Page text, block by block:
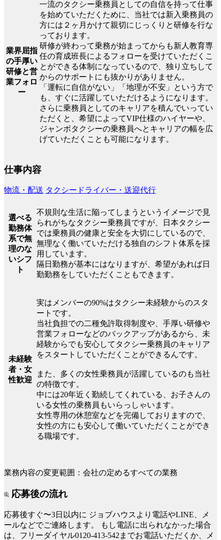
業界屈指
の手厚い
研修と営
業フォロ
ー
一流のタクシー乗務員としての自信を持って仕事
を始めていただくために、当社では新入乗務員の
方には２ヶ月かけて親切にじっくりと研修を行な
っております。
研修が終わって乗務が始まってからも新人教育専
任の育成班長によるフォローを受けていただくこ
とができる体制になっているので、独り立ちして
からのサポートにも抜かりがありません。
「運転に自信がない」「地理が不安」という方で
も、すぐに活躍していただけるようになります。
さらに乗務員としてのキャリアを積んでいってい
ただくと、希望によってVIP仕様のハイヤーや、
ジャンボタクシーの乗務員へとキャリアの幅を広
げていただくことも可能になります。
仕事内容
物流・配送 タクシードライバー・送迎代行
選べる
勤務体
系で無
理のな
いシフ
ト
不規則な生活に陥ってしまうというイメージで見
られがちなタクシー乗務員ですが、日本タクシー
では乗務員の健康と安全を大切にしているので、
無理なく働いていただける独自のシフト体系を採
用しています。
隔日勤務が基本にはなりますが、希望があれば日
勤勤務をしていただくこともできます。
未経験
者・女
性歓迎
実はメンバーの90%はタクシー未経験からのスタ
ートです。
当社負担での二種免許取得制度や、手厚い研修や
営業フォローなどのバックアップがあるから、未
経験からでも安心してタクシー乗務員のキャリア
をスタートしていただくことができるんです。
また、多くの女性乗務員が活躍しているのも当社
の特徴です。
中には20年近く勤続してくれている、お子さんの
いる女性の乗務員もいらっしゃいます。
女性専用の休憩室などを完備しておりますので、
女性の方にも安心して働いていただくことができ
る職場です。
業務内容の変更範囲：会社の定めるすべての業務
応募後の流れ
応募後すぐ〜3日以内に ジョブハウスより電話やLINE、メ
ールなどでご連絡します。
もし電話に出られなかった場合
は、フリーダイヤル0120-413-542までお電話いただくか、メ